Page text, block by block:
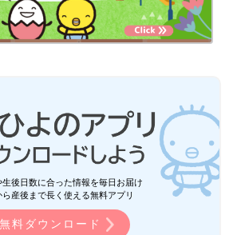
後日数に合った情報を毎日お届け
産後まで長く使える無料アプリ
無料ダウンロード